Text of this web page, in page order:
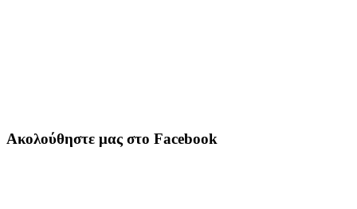
Ακολούθηστε μας στο Facebook